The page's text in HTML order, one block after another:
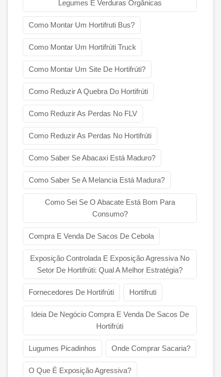
Legumes E Verduras Orgânicas
Como Montar Um Hortifruti Bus?
Como Montar Um Hortifrúti Truck
Como Montar Um Site De Hortifrúti?
Como Reduzir A Quebra Do Hortifrúti
Como Reduzir As Perdas No FLV
Como Reduzir As Perdas No Hortifrúti
Como Saber Se Abacaxi Está Maduro?
Como Saber Se A Melancia Está Madura?
Como Sei Se O Abacate Está Bom Para
Consumo?
Compra E Venda De Sacos De Cebola
Exposição Controlada E Exposição Agressiva No
Setor De Hortifrúti: Qual A Melhor Estratégia?
Fornecedores De Hortifrúti Hortifruti
Ideia De Negócio Compra E Venda De Sacos De
Hortifrúti
Lugumes Picadinhos Onde Comprar Sacaria?
O Que É Exposição Agressiva?